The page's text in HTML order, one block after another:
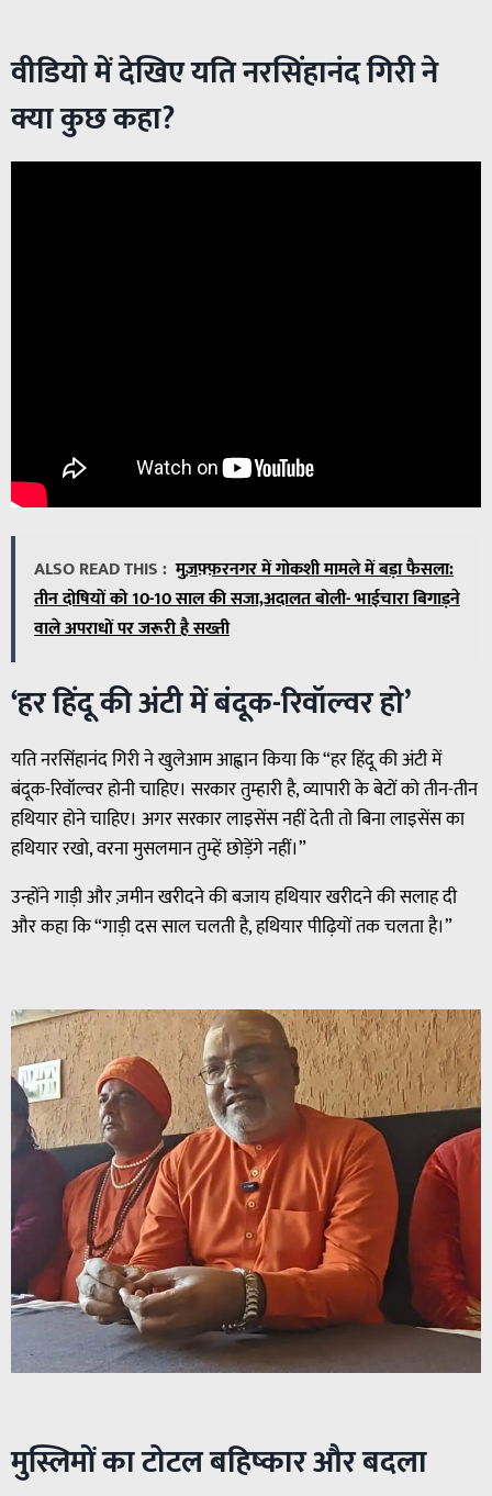
वीडियो में देखिए यति नरसिंहानंद गिरी ने
क्या कुछ कहा?
ALSO READ THIS : मुज़फ़्फ़रनगर में गोकशी मामले में बड़ा फैसला:
तीन दोषियों को 10-10 साल की सजा,अदालत बोली- भाईचारा बिगाड़ने
वाले अपराधों पर जरूरी है सख्ती
‘हर हिंदू की अंटी में बंदूक-रिवॉल्वर हो’
यति नरसिंहानंद गिरी ने खुलेआम आह्वान किया कि “हर हिंदू की अंटी में
बंदूक-रिवॉल्वर होनी चाहिए। सरकार तुम्हारी है, व्यापारी के बेटों को तीन-तीन
हथियार होने चाहिए। अगर सरकार लाइसेंस नहीं देती तो बिना लाइसेंस का
हथियार रखो, वरना मुसलमान तुम्हें छोड़ेंगे नहीं।”
उन्होंने गाड़ी और ज़मीन खरीदने की बजाय हथियार खरीदने की सलाह दी
और कहा कि “गाड़ी दस साल चलती है, हथियार पीढ़ियों तक चलता है।”
मुस्लिमों का टोटल बहिष्कार और बदला